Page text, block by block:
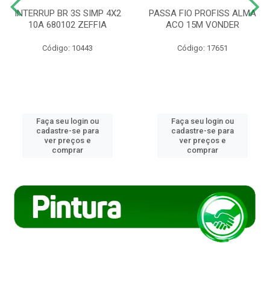
INTERRUP BR 3S SIMP 4X2
10A 680102 ZEFFIA
Código: 10443
Faça seu login ou
cadastre-se para
ver preços e
comprar
PASSA FIO PROFISS ALMA
ACO 15M VONDER
Código: 17651
Faça seu login ou
cadastre-se para
ver preços e
comprar